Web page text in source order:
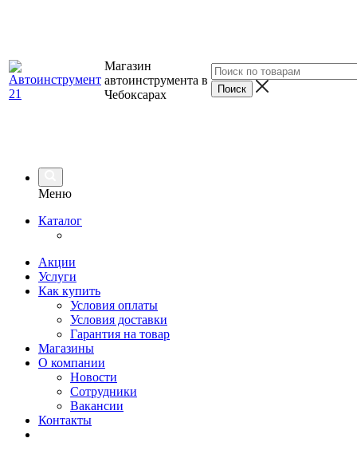
Магазин
автоинструмента в
Чебоксарах
Меню
Каталог
Акции
Услуги
Как купить
Условия оплаты
Условия доставки
Гарантия на товар
Магазины
О компании
Новости
Сотрудники
Вакансии
Контакты